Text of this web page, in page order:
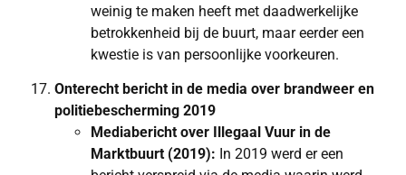
weinig te maken heeft met daadwerkelijke
betrokkenheid bij de buurt, maar eerder een
kwestie is van persoonlijke voorkeuren.
Onterecht bericht in de media over brandweer en
politiebescherming 2019
Mediabericht over Illegaal Vuur in de
Marktbuurt (2019): In 2019 werd er een